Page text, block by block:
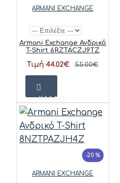
ARMANI EXCHANGE
Armani Exchange Ανδρικό
T-Shirt 6RZTACZJ9TZ
Τιμή 44.02€ 55.00€
ΚΑΛΆΘΙ
-20 %
ARMANI EXCHANGE